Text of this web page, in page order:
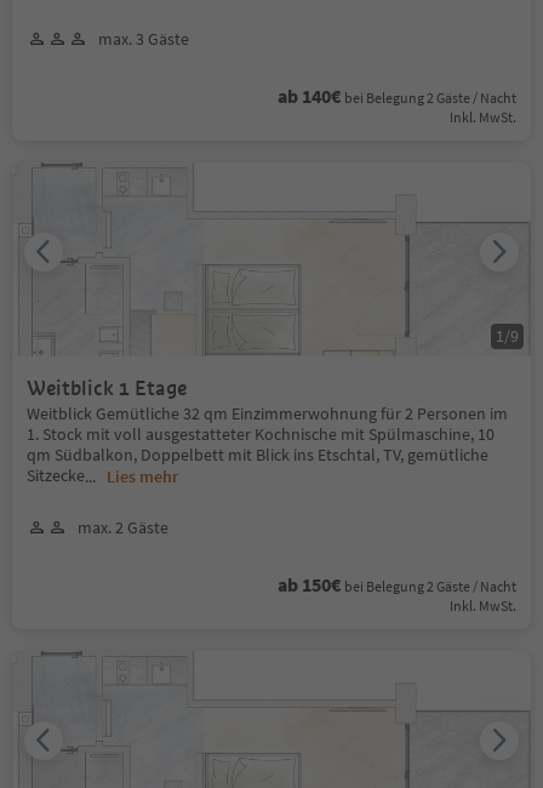
max. 3 Gäste
ab 140€ bei Belegung 2 Gäste / Nacht
Inkl. MwSt.
Weitblick 1 Etage
Weitblick Gemütliche 32 qm Einzimmerwohnung für 2 Personen im
1. Stock mit voll ausgestatteter Kochnische mit Spülmaschine, 10
qm Südbalkon, Doppelbett mit Blick ins Etschtal, TV, gemütliche
Sitzecke... Lies mehr
max. 2 Gäste
ab 150€ bei Belegung 2 Gäste / Nacht
Inkl. MwSt.
1 /9